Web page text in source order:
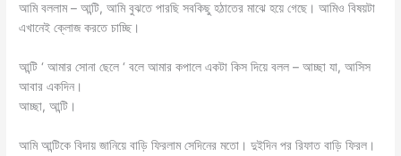
আমি বললাম – আন্টি, আমি বুঝতে পারছি সবকিছু হঠাতের মাঝে হয়ে গেছে। আমিও বিষয়টা
এখানেই ক্লোজ করতে চাচ্ছি।
আন্টি ‘ আমার সোনা ছেলে ‘ বলে আমার কপালে একটা কিস দিয়ে বলল – আচ্ছা যা, আসিস
আবার একদিন।
আচ্ছা, আন্টি।
আমি আন্টিকে বিদায় জানিয়ে বাড়ি ফিরলাম সেদিনের মতো। দুইদিন পর রিফাত বাড়ি ফিরল।